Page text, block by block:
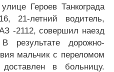
Героев Танкограда
летний водитель,
-2112, совершил наезд
результате дорожно-
мальчик с переломом
в больницу.